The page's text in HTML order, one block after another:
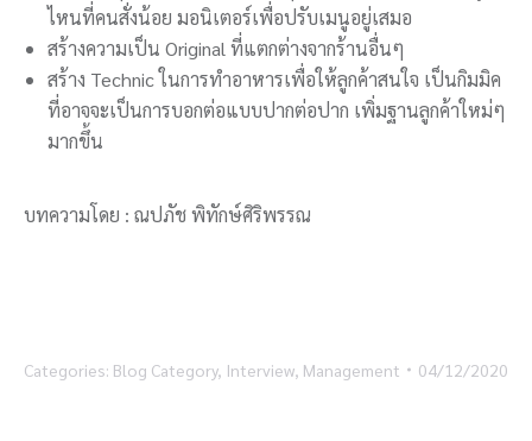
ไหนที่คนสั่งน้อย มอนิเตอร์เพื่อปรับเมนูอยู่เสมอ
สร้างความเป็น Original ที่แตกต่างจากร้านอื่นๆ
สร้าง Technic ในการทำอาหารเพื่อให้ลูกค้าสนใจ เป็นกิมมิค
ที่อาจจะเป็นการบอกต่อแบบปากต่อปาก เพิ่มฐานลูกค้าใหม่ๆ
มากขึ้น
บทความโดย : ณปภัช พิทักษ์ศิริพรรณ
Categories: Blog Category, Interview, Management 04/12/2020